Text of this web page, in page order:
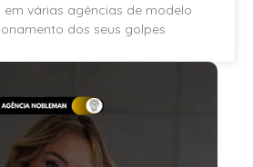
em várias agências de modelo
dos seus golpes